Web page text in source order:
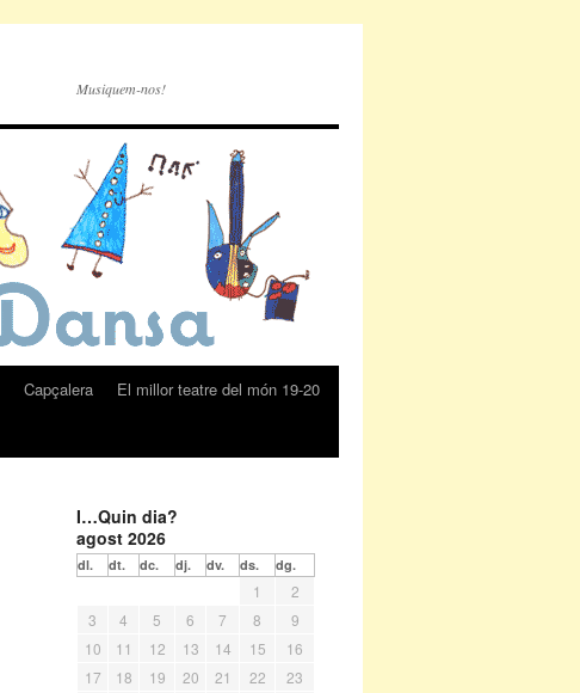
Musiquem-nos!
Capçalera
El millor teatre del món 19-20
I…Quin dia?
agost 2026
dl. dt. dc. dj. dv. ds. dg.
1
2
3
4 5 6 7 8
9
10
11 12 13 14 15
16
17
18 19 20 21 22
23